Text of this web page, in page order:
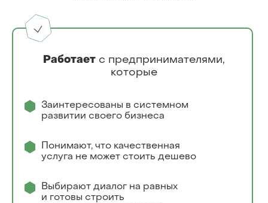
Работает с предпринимателями,
которые
Заинтересованы в системном
развитии своего бизнеса
Понимают, что качественная
услуга не может стоить дешево
Выбирают диалог на равных
и готовы строить